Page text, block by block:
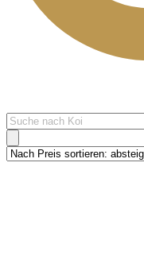
Products
search